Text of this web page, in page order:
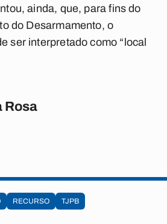
ainda, que, para fins do
do Desarmamento, o
ser interpretado como “local
Rosa
RECURSO TJPB